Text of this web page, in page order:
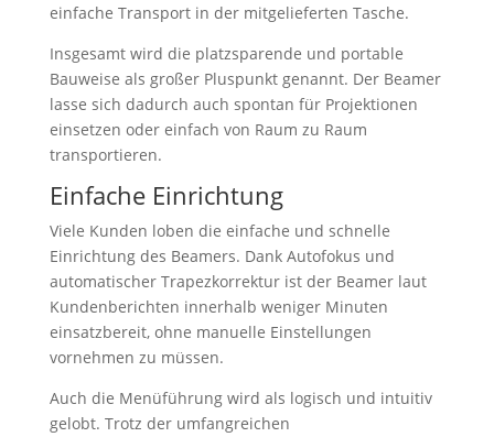
einfache Transport in der mitgelieferten Tasche.
Insgesamt wird die platzsparende und portable
Bauweise als großer Pluspunkt genannt. Der Beamer
lasse sich dadurch auch spontan für Projektionen
einsetzen oder einfach von Raum zu Raum
transportieren.
Einfache Einrichtung
Viele Kunden loben die einfache und schnelle
Einrichtung des Beamers. Dank Autofokus und
automatischer Trapezkorrektur ist der Beamer laut
Kundenberichten innerhalb weniger Minuten
einsatzbereit, ohne manuelle Einstellungen
vornehmen zu müssen.
Auch die Menüführung wird als logisch und intuitiv
gelobt. Trotz der umfangreichen